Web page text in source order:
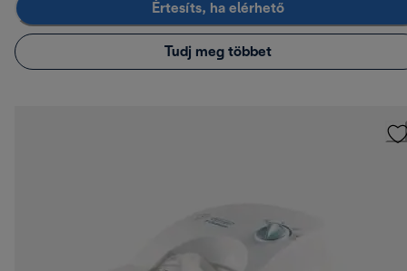
Értesíts, ha elérhető
Tudj meg többet